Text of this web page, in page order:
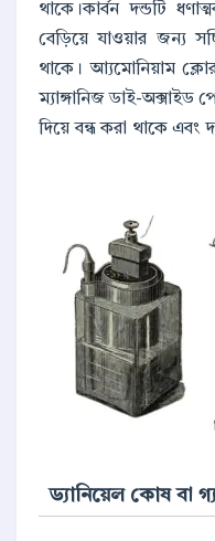
থাকে।কার্বন দন্ডটি
বেড়িয়ে যাওয়ার জন্য
থাকে। আ্যমোনিয়াম
ম্যাঙ্গানিজ ডাই-অক্সাইড
দিয়ে বন্ধ করা থাকে এবং